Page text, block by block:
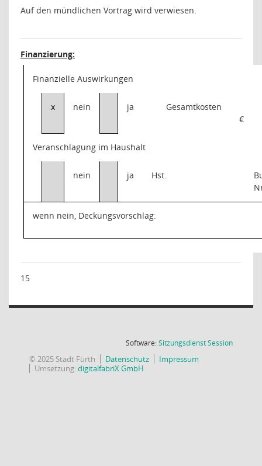
Auf den mündlichen Vortrag wird verwiesen.
Finanzierung:
Finanzielle Auswirkungen
x nein ja
Gesamtkosten
€
Veranschlagung im Haushalt
nein ja Hst.
wenn nein, Deckungsvorschlag:
15
Software:SitzungsdienstSession(Wird in
© 2025 Stadt Fürth Datenschutz
Impressum
Umsetzung:digitalfabriX GmbH